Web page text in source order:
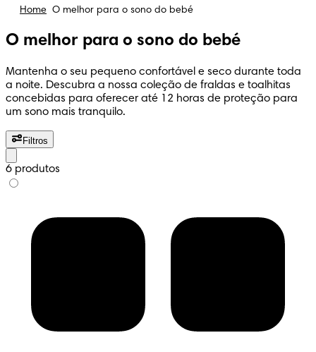
Home O melhor para o sono do bebé
O melhor para o sono do bebé
Mantenha o seu pequeno confortável e seco durante toda
a noite. Descubra a nossa coleção de fraldas e toalhitas
concebidas para oferecer até 12 horas de proteção para
um sono mais tranquilo.
Filtros
6 produtos